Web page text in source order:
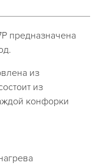
предназначена
из
из
конфорки